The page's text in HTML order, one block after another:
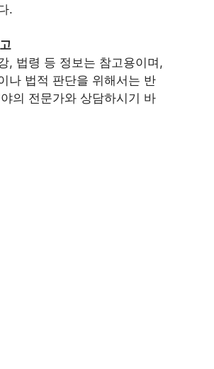
.
, 법령 등 정보는 참고용이며,
나 법적 판단을 위해서는 반
의 전문가와 상담하시기 바